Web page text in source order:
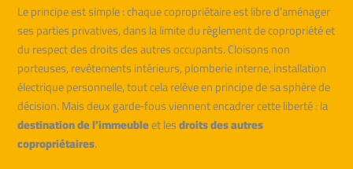
Le principe est simple : chaque copropriétaire est libre d’aménager
ses parties privatives, dans la limite du règlement de copropriété et
du respect des droits des autres occupants. Cloisons non
porteuses, revêtements intérieurs, plomberie interne, installation
électrique personnelle, tout cela relève en principe de sa sphère de
décision. Mais deux garde‑fous viennent encadrer cette liberté : la
destination de l’immeubleet lesdroits des autres
copropriétaires.